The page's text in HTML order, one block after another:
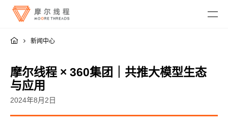
新闻中心
摩尔线程 × 360集团｜共推大模型生态
与应用
2024年8月2日